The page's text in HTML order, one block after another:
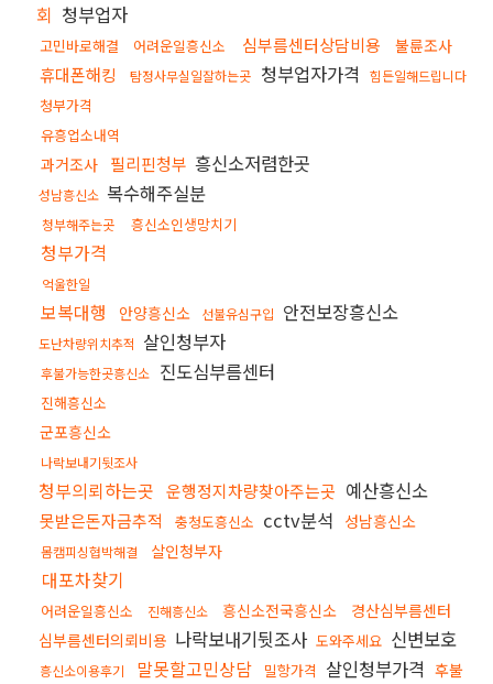
회 청부업자
고민바로해결 어려운일흥신소 심부름센터상담비용 불륜조사
휴대폰해킹 탐정사무실일잘하는곳 청부업자가격 힘든일해드립니다
청부가격
유흥업소내역
과거조사 필리핀청부 흥신소저렴한곳
성남흥신소 복수해주실분
청부해주는곳 흥신소인생망치기
청부가격
억울한일
보복대행 안양흥신소 선불유심구입 안전보장흥신소
도난차량위치추적 살인청부자
후불가능한곳흥신소 진도심부름센터
진해흥신소
군포흥신소
나락보내기뒷조사
청부의뢰하는곳 운행정지차량찾아주는곳 예산흥신소
못받은돈자금추적 충청도흥신소 cctv분석 성남흥신소
몸캠피싱협박해결 살인청부자
대포차찾기
어려운일흥신소 진해흥신소 흥신소전국흥신소
경산심부름센터
심부름센터의뢰비용 나락보내기뒷조사 도와주세요 신변보호
흥신소이용후기 말못할고민상담 밀항가격 살인청부가격 후불